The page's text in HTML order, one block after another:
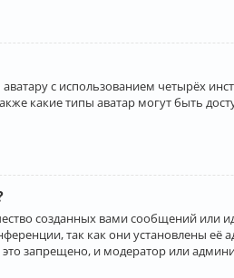
с использованием четырёх
какие типы аватар могут быть
созданных вами сообщений или
так как они установлены
запрещено, и модератор или